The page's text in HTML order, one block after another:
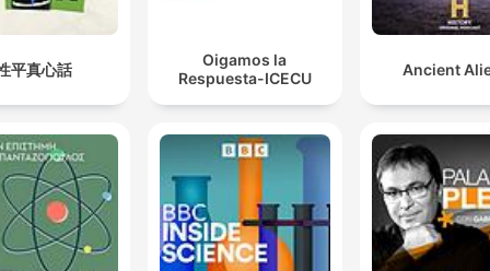
平真心話
Oigamos la
Respuesta-ICECU
Ancient